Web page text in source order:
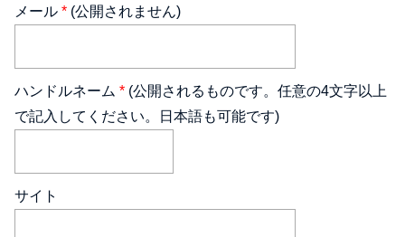
メール * (公開されません)
ハンドルネーム * (公開されるものです。任意の4文字以上
で記入してください。日本語も可能です)
サイト